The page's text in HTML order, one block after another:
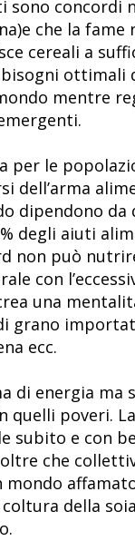
concordi
che la fame
cereali a
ottimali
mentre
per le
dell’arma
dipendono
degli aiuti
non può
con
una
grano
ecc.
di energia
poveri.
subito e con
che
della